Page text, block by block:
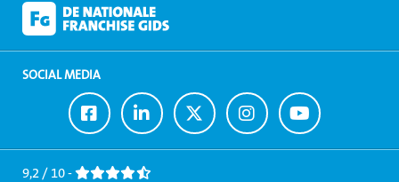
SOCIAL MEDIA
Ga
naar
Facebook
Ga
naar
LinkedIn
Ga
naar
Twitter
Ga
naar
Instagram
Ga
naar
Youtube
9,2 / 10 -